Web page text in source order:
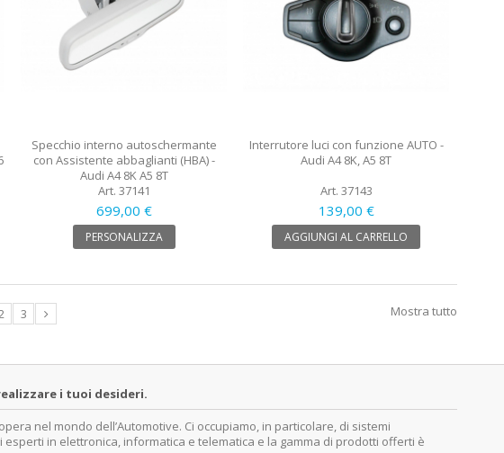
Specchio interno autoschermante
con Assistente abbaglianti (HBA) -
Audi A4 8K A5 8T
Art. 37141
699,00 €
PERSONALIZZA
Interrutore luci con funzione AUTO -
Audi A4 8K, A5 8T
Art. 37143
139,00 €
AGGIUNGI AL CARRELLO
Mostra tutto
3
i tuoi desideri.
nel mondo dell’Automotive. Ci occupiamo, in particolare, di sistemi
esperti in elettronica, informatica e telematica e la gamma di prodotti offerti è